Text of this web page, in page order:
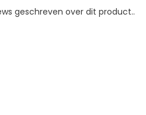
geschreven over dit product..